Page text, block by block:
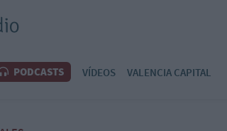
PODCASTS VÍDEOS VALENCIA CAPITAL